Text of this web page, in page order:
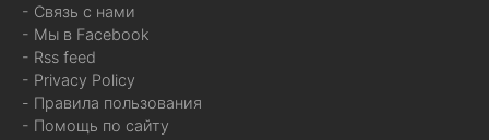
- Связь с нами
- Мы в Facebook
- Rss feed
- Privacy Policy
- Правила пользования
- Помощь по сайту